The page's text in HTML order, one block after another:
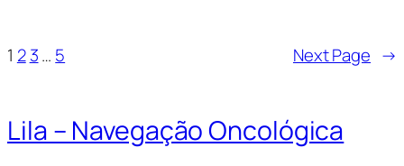
1 2 3… 5 Next Page →
Lila – Navegação Oncológica